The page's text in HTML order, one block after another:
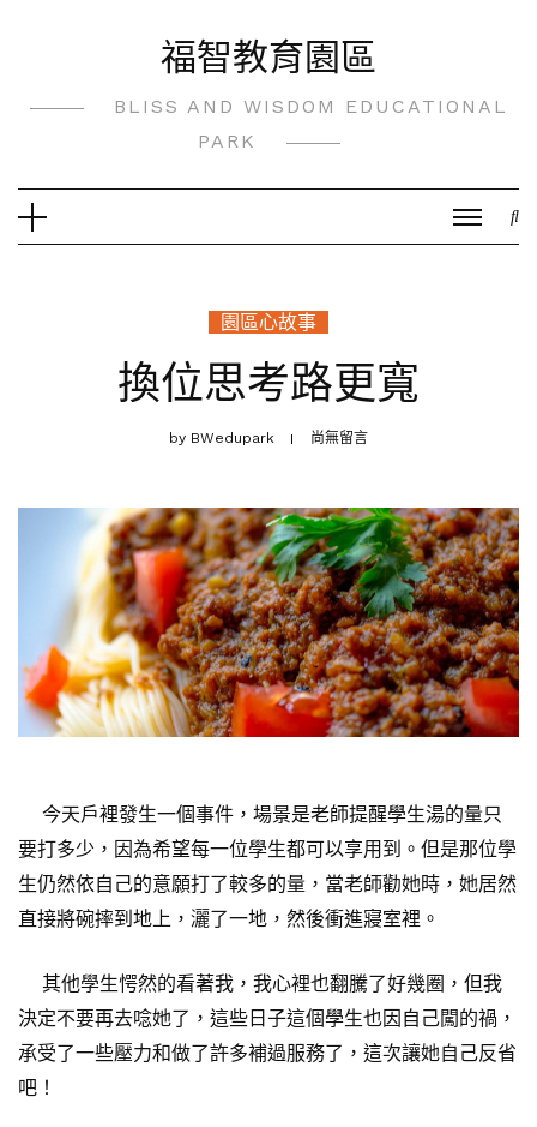
福智教育園區
BLISS AND WISDOM EDUCATIONAL
PARK
園區心故事
換位思考路更寬
by BWedupark 尚無留言
今天戶裡發生一個事件，場景是老師提醒學生湯的量只
要打多少，因為希望每一位學生都可以享用到。但是那位學
生仍然依自己的意願打了較多的量，當老師勸她時，她居然
直接將碗摔到地上，灑了一地，然後衝進寢室裡。
其他學生愕然的看著我，我心裡也翻騰了好幾圈，但我
決定不要再去唸她了，這些日子這個學生也因自己闖的禍，
承受了一些壓力和做了許多補過服務了，這次讓她自己反省
吧！